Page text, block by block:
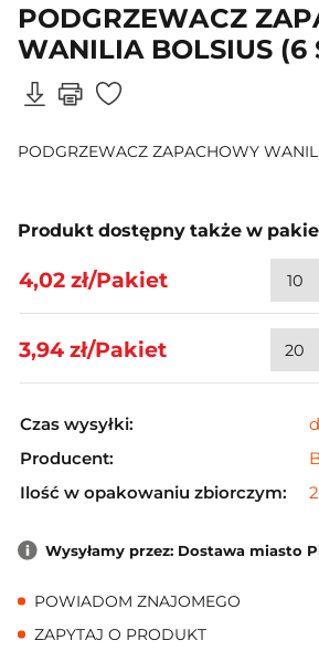
PODGRZEWACZ
WANILIA BOLSIUS (6
PODGRZEWACZ ZAPACHOWY
Produkt dostępny także w
4,02 zł/Pakiet
3,94 zł/Pakiet
Czas wysyłki:
Producent:
Ilość w opakowaniu zbiorczym:
Wysyłamy przez: Dostawa miasto
POWIADOM ZNAJOMEGO
ZAPYTAJ O PRODUKT